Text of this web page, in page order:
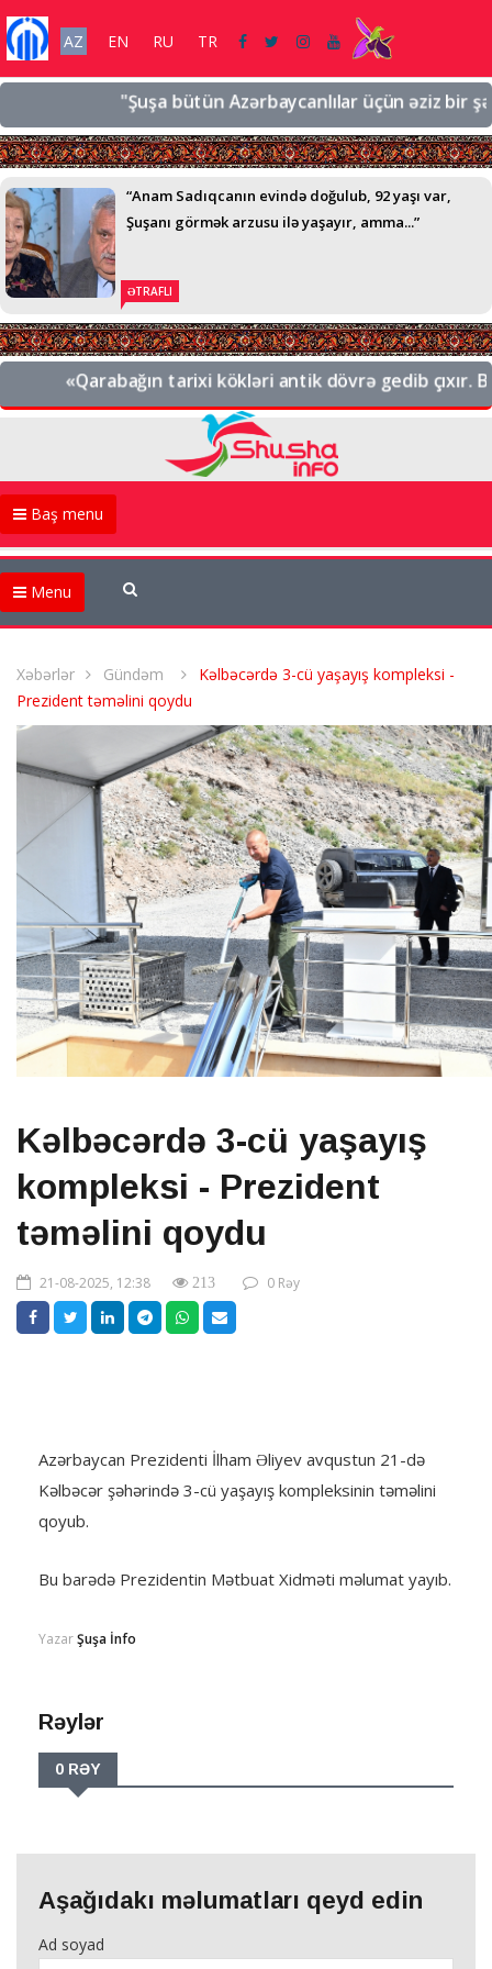
AZ EN RU TR
"Şuşa bütün Azərbaycanlılar üçün əziz bir
“Anam Sadıqcanın evində doğulub, 92 yaşı var,
Şuşanı görmək arzusu ilə yaşayır, amma...”
ƏTRAFLI
«Qarabağın tarixi kökləri antik dövrə gedib çıxır.
Baş menu
Menu
Xəbərlər Gündəm
Kəlbəcərdə 3-cü yaşayış kompleksi -
Prezident təməlini qoydu
Kəlbəcərdə 3-cü yaşayış
kompleksi - Prezident
təməlini qoydu
21-08-2025, 12:38 213 0 Rəy
Azərbaycan Prezidenti İlham Əliyev avqustun 21-də
Kəlbəcər şəhərində 3-cü yaşayış kompleksinin təməlini
qoyub.
Bu barədə Prezidentin Mətbuat Xidməti məlumat yayıb.
YazarŞuşa İnfo
Rəylər
0 RƏY
Aşağıdakı məlumatları qeyd edin
Ad soyad